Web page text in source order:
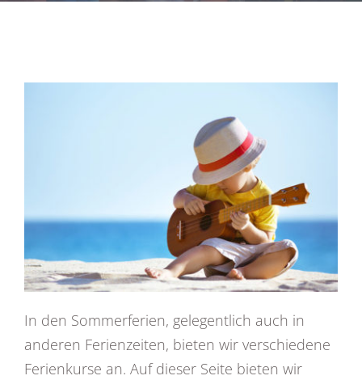
In den Sommerferien, gelegentlich auch in
anderen Ferienzeiten, bieten wir verschiedene
Ferienkurse an. Auf dieser Seite bieten wir